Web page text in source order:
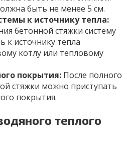
быть не менее 5 см.
к источнику тепла:
бетонной стяжки систему
источнику тепла
котлу или тепловому
покрытия: После полного
стяжки можно приступать
покрытия.
теплого